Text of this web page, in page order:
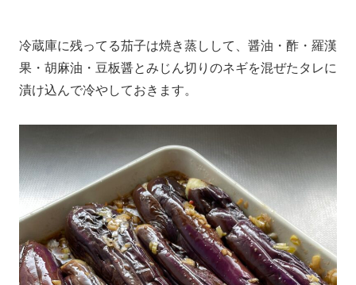
冷蔵庫に残ってる茄子は焼き蒸しして、醤油・酢・羅漢
果・胡麻油・豆板醤とみじん切りのネギを混ぜたタレに
漬け込んで冷やしておきます。